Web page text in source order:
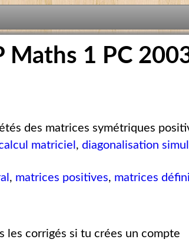
Maths 1 PC
des matrices symétriques
matriciel ,diagonalisation
, matrices positives, matrices
les corrigés si tu crées un compte